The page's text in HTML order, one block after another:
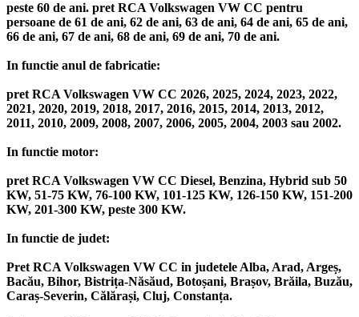
peste 60 de ani. pret RCA Volkswagen VW CC pentru
persoane de 61 de ani, 62 de ani, 63 de ani, 64 de ani, 65 de ani,
66 de ani, 67 de ani, 68 de ani, 69 de ani, 70 de ani.
In functie anul de fabricatie:
pret RCA Volkswagen VW CC 2026, 2025, 2024, 2023, 2022,
2021, 2020, 2019, 2018, 2017, 2016, 2015, 2014, 2013, 2012,
2011, 2010, 2009, 2008, 2007, 2006, 2005, 2004, 2003 sau 2002.
In functie motor:
pret RCA Volkswagen VW CC Diesel, Benzina, Hybrid sub 50
KW, 51-75 KW, 76-100 KW, 101-125 KW, 126-150 KW, 151-200
KW, 201-300 KW, peste 300 KW.
In functie de judet:
Pret RCA Volkswagen VW CC in judetele Alba, Arad, Argeș,
Bacău, Bihor, Bistrița-Năsăud, Botoșani, Brașov, Brăila, Buzău,
Caraș-Severin, Călărași, Cluj, Constanța.